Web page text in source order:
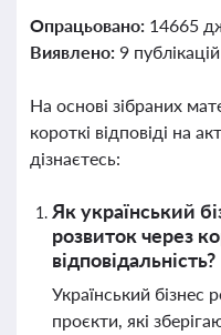
Опрацьовано: 14665
Виявлено: 9
На основі зібраних
короткі відповіді на
дізнаєтесь:
Як український
розвиток через
відповідальність?
Український бізнес
проєкти, які